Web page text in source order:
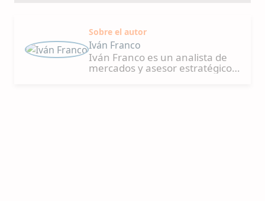
Sobre el autor
Iván Franco
Iván Franco es un analista de
mercados y asesor estratégico